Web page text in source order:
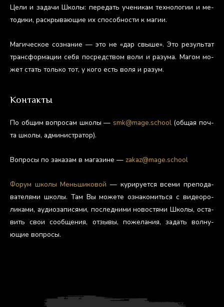
Це­ли и за­дачи Шко­лы: пе­редать уче­никам тех­но­логии и ме­
тоди­ки, рас­кры­ва­ющие их спо­соб­ности к ма­гии.
Ма­гичес­кое соз­на­ние — это не «дар свы­ше». Это ре­зуль­тат
тран­сфор­ма­ции се­бя пос­редс­твом во­ли и ра­зума. Ма­гом мо­
жет стать толь­ко тот, у ко­го есть во­ля и ра­зум.
Контакты
По об­щим воп­ро­сам шко­лы — smk@mage.school(об­щая поч­
та шко­лы, ад­ми­нис­тра­тор).
Воп­ро­сы по за­казам в ма­гази­не — zakaz@mage.school
Фо­рум шко­лы Мень­ши­ковой — ку­риру­ет­ся все­ми пре­пода­
вате­лями шко­лы. Там Вы мо­жете оз­на­комить­ся с ви­де­оро­
лика­ми, а­уди­оза­пися­ми, пос­ледни­ми но­вос­тя­ми Шко­лы, ос­та­
вить свои со­об­ще­ния, от­зы­вы, по­жела­ния, за­дать вол­ну­
ющие воп­ро­сы.